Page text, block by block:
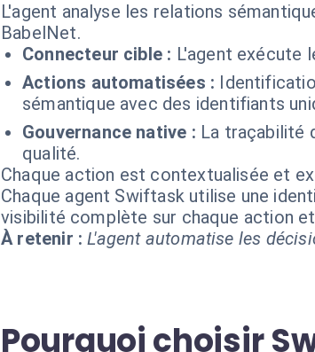
L'agent analyse les relations
BabelNet.
Connecteur cible : L'agent exécute
Actions automatisées :
sémantique avec des identifiants
Gouvernance native : La traçabilité
qualité.
Chaque action est contextualisée et
Chaque agent Swiftask utilise une
visibilité complète sur chaque action
À retenir : L'agent automatise les
Pourquoi choisir